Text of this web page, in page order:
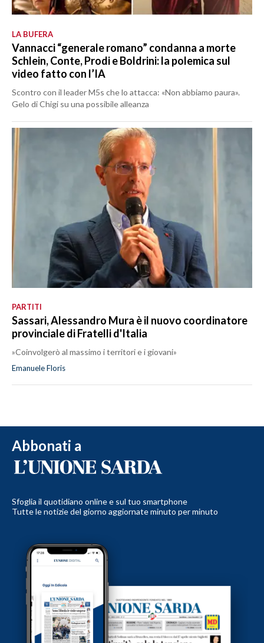
LA BUFERA
Vannacci “generale romano” condanna a morte
Schlein, Conte, Prodi e Boldrini: la polemica sul
video fatto con l’IA
Scontro con il leader M5s che lo attacca: «Non abbiamo paura».
Gelo di Chigi su una possibile alleanza
PARTITI
Sassari, Alessandro Mura è il nuovo coordinatore
provinciale di Fratelli d'Italia
»Coinvolgerò al massimo i territori e i giovani»
Emanuele Floris
Abbonati a
Sfoglia il quotidiano online e sul tuo smartphone
Tutte le notizie del giorno aggiornate minuto per minuto